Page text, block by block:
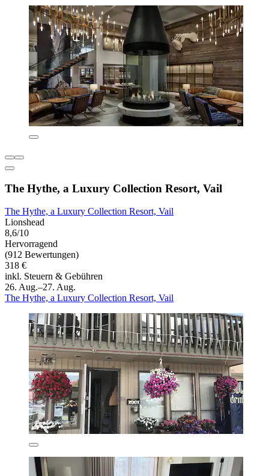
The Hythe, a Luxury Collection Resort, Vail
The Hythe, a Luxury Collection Resort, Vail
Lionshead
8,6/10
Hervorragend
(912 Bewertungen)
318 €
inkl. Steuern & Gebühren
26. Aug.–27. Aug.
The Hythe, a Luxury Collection Resort, Vail